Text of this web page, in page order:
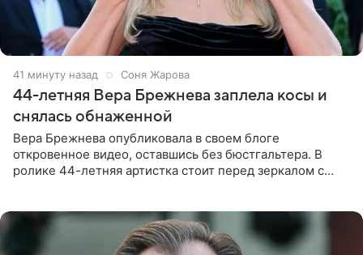
42 минуты назад Соня Жарова
44-летняя Вера Брежнева заплела косы и
снялась обнаженной
Вера Брежнева опубликовала в своем блоге
откровенное видео, оставшись без бюстгальтера. В
ролике 44-летняя артистка стоит перед зеркалом с